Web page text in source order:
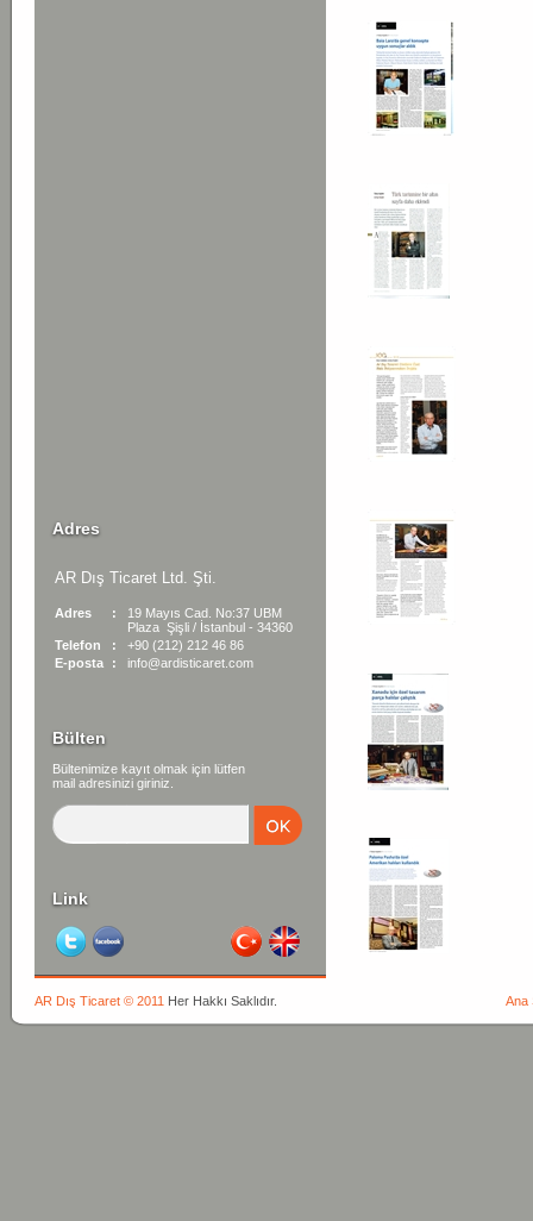
Adres
AR Dış Ticaret Ltd. Şti.
Adres :
19 Mayıs Cad. No:37 UBM
Plaza Şişli / İstanbul - 34360
Telefon
:
+90 (212) 212 46 86
E-posta
: info@ardisticaret.com
Bülten
Bültenimize kayıt olmak için lütfen
mail adresinizi giriniz.
Link
AR Dış Ticaret © 2011 Her Hakkı Saklıdır. Ana